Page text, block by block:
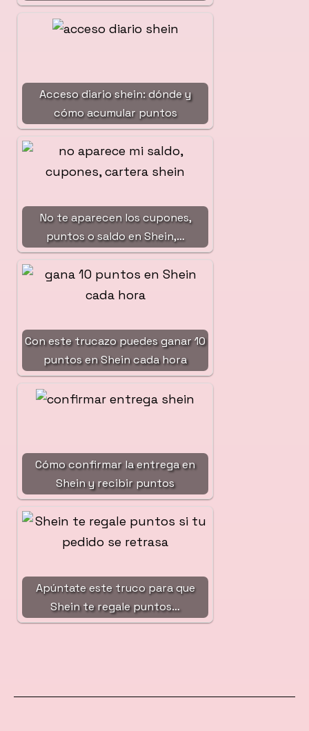
Acceso diario shein: dónde y
cómo acumular puntos
No te aparecen los cupones,
puntos o saldo en Shein,…
Con este trucazo puedes ganar 10
puntos en Shein cada hora
Cómo confirmar la entrega en
Shein y recibir puntos
Apúntate este truco para que
Shein te regale puntos…